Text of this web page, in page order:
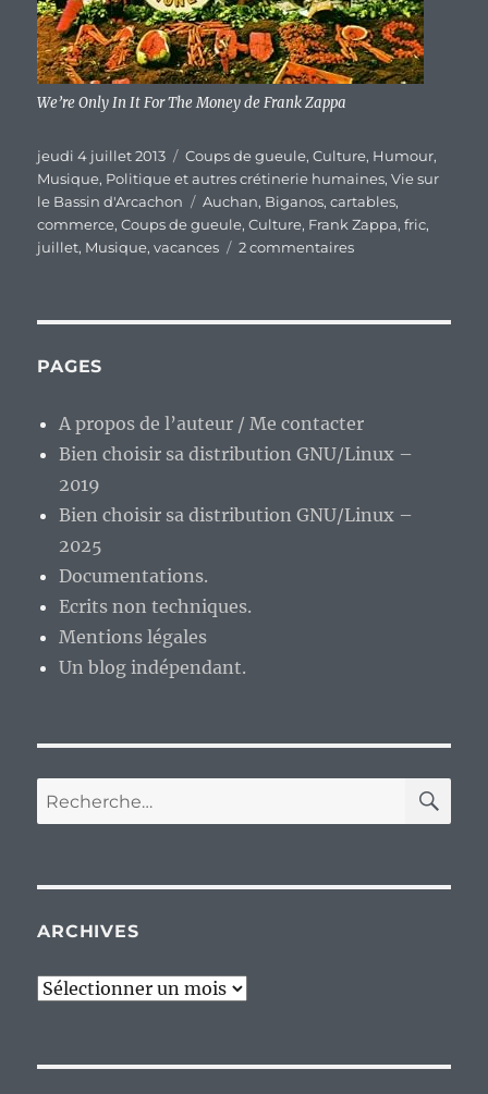
We’re Only In It For The Money de Frank Zappa
Publié
le
jeudi 4 juillet 2013 Catégories
Coups de gueule,Culture, Humour,
Musique, Politique et autres crétinerie humaines,Vie sur
le Bassin d'Arcachon
Étiquettes
Auchan, Biganos,cartables,
commerce,Coups de gueule,Culture, Frank Zappa,fric,
juillet, Musique,vacances 2 commentairessur
Ou
comment
vacances
PAGES
A propos de l’auteur / Me contacter
Bien choisir sa distribution GNU/Linux –
2019
Bien choisir sa distribution GNU/Linux –
2025
Documentations.
Ecrits non techniques.
Mentions légales
Un blog indépendant.
Recherche
pour :
ARCHIVES
Archives